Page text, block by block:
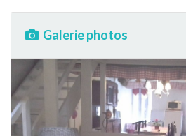
Galerie photos